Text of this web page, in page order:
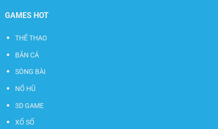
GAMES HOT
THỂ THAO
BẮN CÁ
SÒNG BÀI
NỔ HŨ
3D GAME
XỔ SỐ